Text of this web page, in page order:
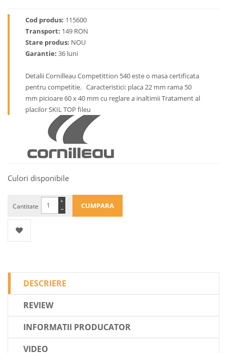
Cod produs: 115600
Transport: 149 RON
Stare produs: NOU
Garantie: 36 luni
Detalii Cornilleau Competittion 540 este o masa certificata
pentru competitie. Caracteristici: placa 22 mm rama 50
mm picioare 60 x 40 mm cu reglare a inaltimii Tratament al
placilor SKIL TOP fileu
Culori disponibile
Cantitate −
+
DESCRIERE
REVIEW
INFORMATII PRODUCATOR
VIDEO